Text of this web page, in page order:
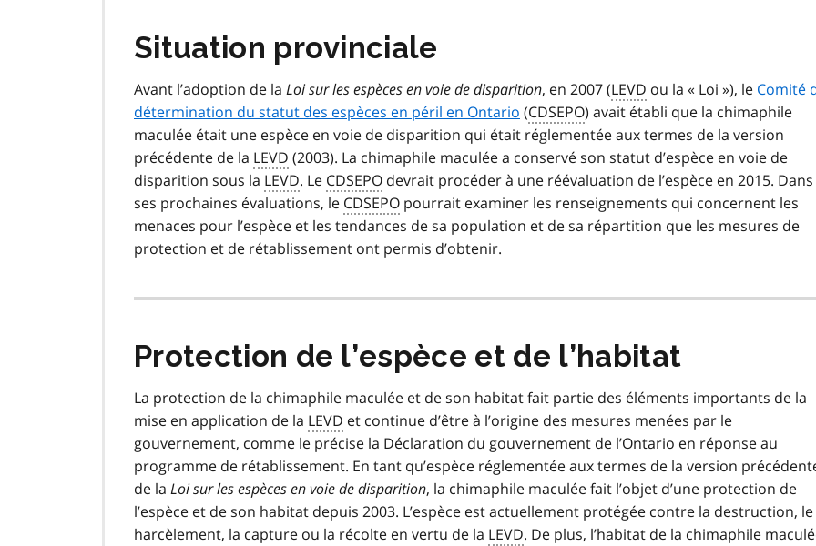
Situation provinciale
Avant l’adoption de la Loi sur les espèces en voie de disparition, en 2007 (LEVD ou la « Loi »), le Comité
détermination du statut des espèces en péril en Ontario (CDSEPO) avait établi que la chimaphile
maculée était une espèce en voie de disparition qui était réglementée aux termes de la version
précédente de la LEVD (2003). La chimaphile maculée a conservé son statut d’espèce en voie de
disparition sous la LEVD. Le CDSEPO devrait procéder à une réévaluation de l’espèce en 2015. Dans
ses prochaines évaluations, le CDSEPO pourrait examiner les renseignements qui concernent les
menaces pour l’espèce et les tendances de sa population et de sa répartition que les mesures de
protection et de rétablissement ont permis d’obtenir.
Protection de l’espèce et de l’habitat
La protection de la chimaphile maculée et de son habitat fait partie des éléments importants de la
mise en application de la LEVD et continue d’être à l’origine des mesures menées par le
gouvernement, comme le précise la Déclaration du gouvernement de l’Ontario en réponse au
programme de rétablissement. En tant qu’espèce réglementée aux termes de la version
de la Loi sur les espèces en voie de disparition, la chimaphile maculée fait l’objet d’une protection de
l’espèce et de son habitat depuis 2003. L’espèce est actuellement protégée contre la destruction, le
harcèlement, la capture ou la récolte en vertu de la LEVD. De plus, l’habitat de la chimaphile